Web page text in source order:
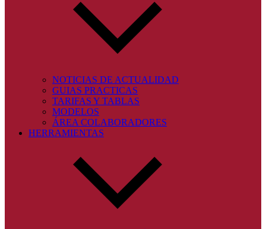
NOTICIAS DE ACTUALIDAD
GUIAS PRACTICAS
TARIFAS Y TABLAS
MODELOS
ÁREA COLABORADORES
HERRAMIENTAS